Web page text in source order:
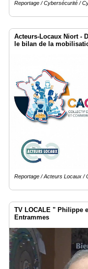
Reportage / Cybersécurité /
Acteurs-Locaux Niort -
le bilan de la
Reportage / Acteurs Locaux /
TV LOCALE " Philippe
Entrammes